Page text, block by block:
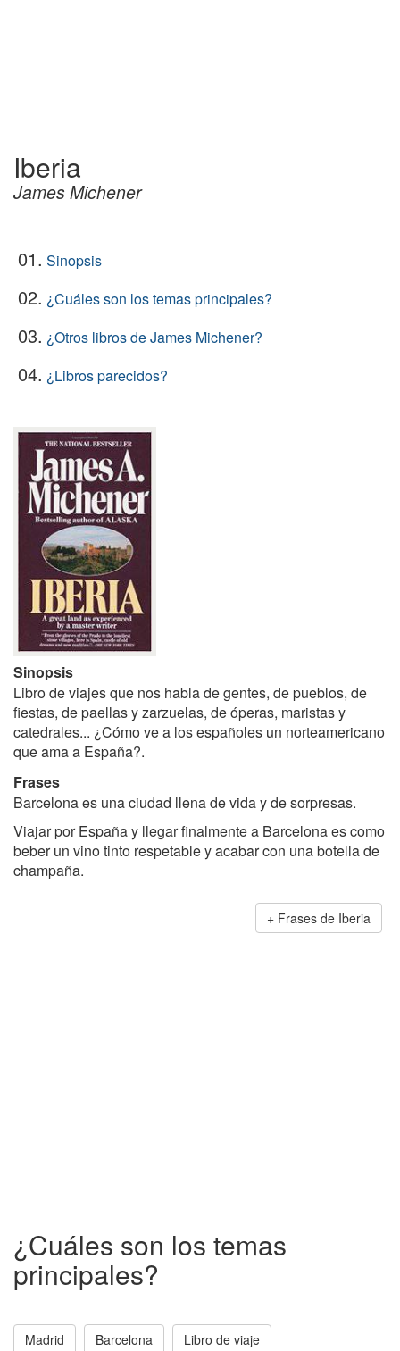
Iberia
James Michener
01. Sinopsis
02. ¿Cuáles son los temas principales?
03. ¿Otros libros de James Michener?
04. ¿Libros parecidos?
Sinopsis
Libro de viajes que nos habla de gentes, de pueblos, de
fiestas, de paellas y zarzuelas, de óperas, maristas y
catedrales... ¿Cómo ve a los españoles un norteamericano
que ama a España?.
Frases
Barcelona es una ciudad llena de vida y de sorpresas.
Viajar por España y llegar finalmente a Barcelona es como
beber un vino tinto respetable y acabar con una botella de
champaña.
Frases de Iberia
¿Cuáles son los temas
principales?
Madrid Barcelona Libro de viaje